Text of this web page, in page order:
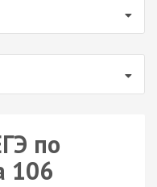
по
106